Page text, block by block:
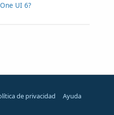
UI 6?
de privacidad
Ayuda